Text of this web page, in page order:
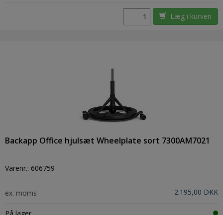
Læg i kurven
Backapp Office hjulsæt Wheelplate sort 7300AM7021
Varenr.: 606759
ex. moms 2.195,00 DKK